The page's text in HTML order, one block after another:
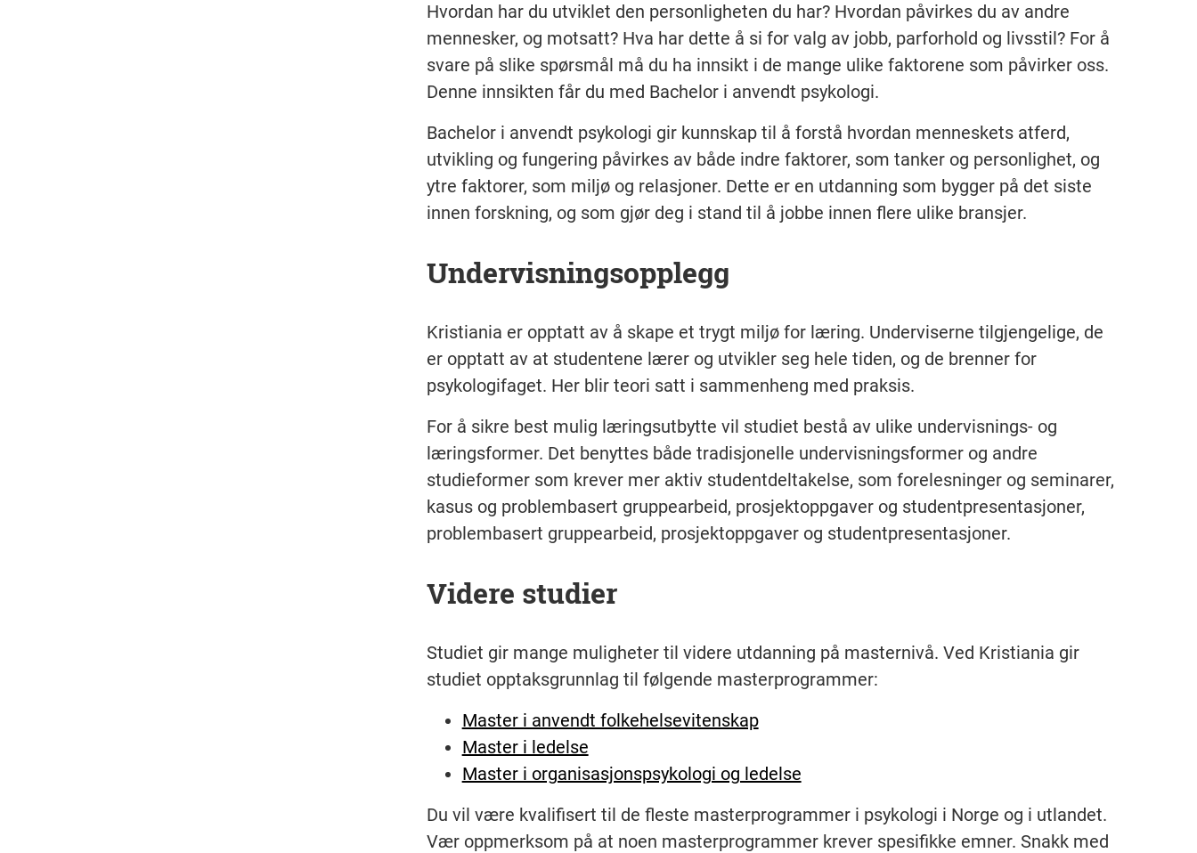
Hvordan har du utviklet den personligheten du har? Hvordan påvirkes du av andre
mennesker, og motsatt? Hva har dette å si for valg av jobb, parforhold og livsstil? For å
svare på slike spørsmål må du ha innsikt i de mange ulike faktorene som påvirker oss.
Denne innsikten får du med Bachelor i anvendt psykologi.
Bachelor i anvendt psykologi gir kunnskap til å forstå hvordan menneskets atferd,
utvikling og fungering påvirkes av både indre faktorer, som tanker og personlighet, og
ytre faktorer, som miljø og relasjoner. Dette er en utdanning som bygger på det siste
innen forskning, og som gjør deg i stand til å jobbe innen flere ulike bransjer.
Undervisningsopplegg
Kristiania er opptatt av å skape et trygt miljø for læring. Underviserne tilgjengelige, de
er opptatt av at studentene lærer og utvikler seg hele tiden, og de brenner for
psykologifaget. Her blir teori satt i sammenheng med praksis.
For å sikre best mulig læringsutbytte vil studiet bestå av ulike undervisnings- og
læringsformer. Det benyttes både tradisjonelle undervisningsformer og andre
studieformer som krever mer aktiv studentdeltakelse, som forelesninger og seminarer,
kasus og problembasert gruppearbeid, prosjektoppgaver og studentpresentasjoner,
problembasert gruppearbeid, prosjektoppgaver og studentpresentasjoner.
Videre studier
Studiet gir mange muligheter til videre utdanning på masternivå. Ved Kristiania gir
studiet opptaksgrunnlag til følgende masterprogrammer:
Master i anvendt folkehelsevitenskap
Master i ledelse
Master i organisasjonspsykologi og ledelse
Du vil være kvalifisert til de fleste masterprogrammer i psykologi i Norge og i utlandet.
Vær oppmerksom på at noen masterprogrammer krever spesifikke emner. Snakk med